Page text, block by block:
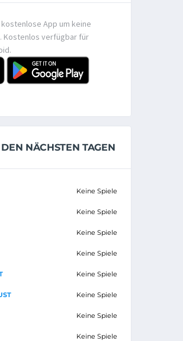
App um keine
Kostenlos verfügbar für
NÄCHSTEN TAGEN
Keine Spiele
Keine Spiele
Keine Spiele
Keine Spiele
Keine Spiele
Keine Spiele
Keine Spiele
Keine Spiele